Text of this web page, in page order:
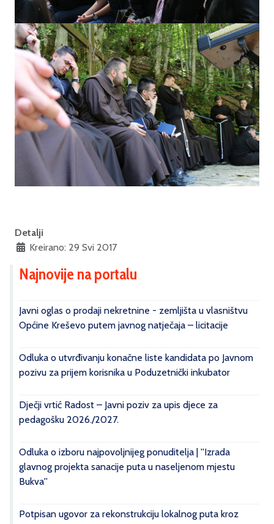
Detalji
Kreirano: 29 Svi 2017
Najnovije na portalu
Javni oglas o prodaji nekretnine - zemljišta u vlasništvu
Općine Kreševo putem javnog natječaja – licitacije
Odluka o utvrđivanju konačne liste kandidata po Javnom
pozivu za prijem korisnika u Poduzetnički inkubator
Dječji vrtić Radost – Javni poziv za upis djece za
pedagošku 2026./2027.
Odluka o izboru najpovoljnijeg ponuditelja | ''Izrada
glavnog projekta sanacije puta u naseljenom mjestu
Bukva''
Potpisan ugovor za rekonstrukciju lokalnog puta kroz